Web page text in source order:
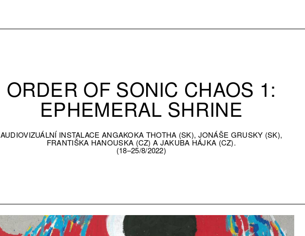
ORDER OF SONIC CHAOS 1:
EPHEMERAL SHRINE
AUDIOVIZUÁLNÍ INSTALACE ANGAKOKA THOTHA (SK), JONÁŠE GRUSKY (SK),
FRANTIŠKA HANOUSKA (CZ) A JAKUBA HÁJKA (CZ).
(18–25/8/2022)